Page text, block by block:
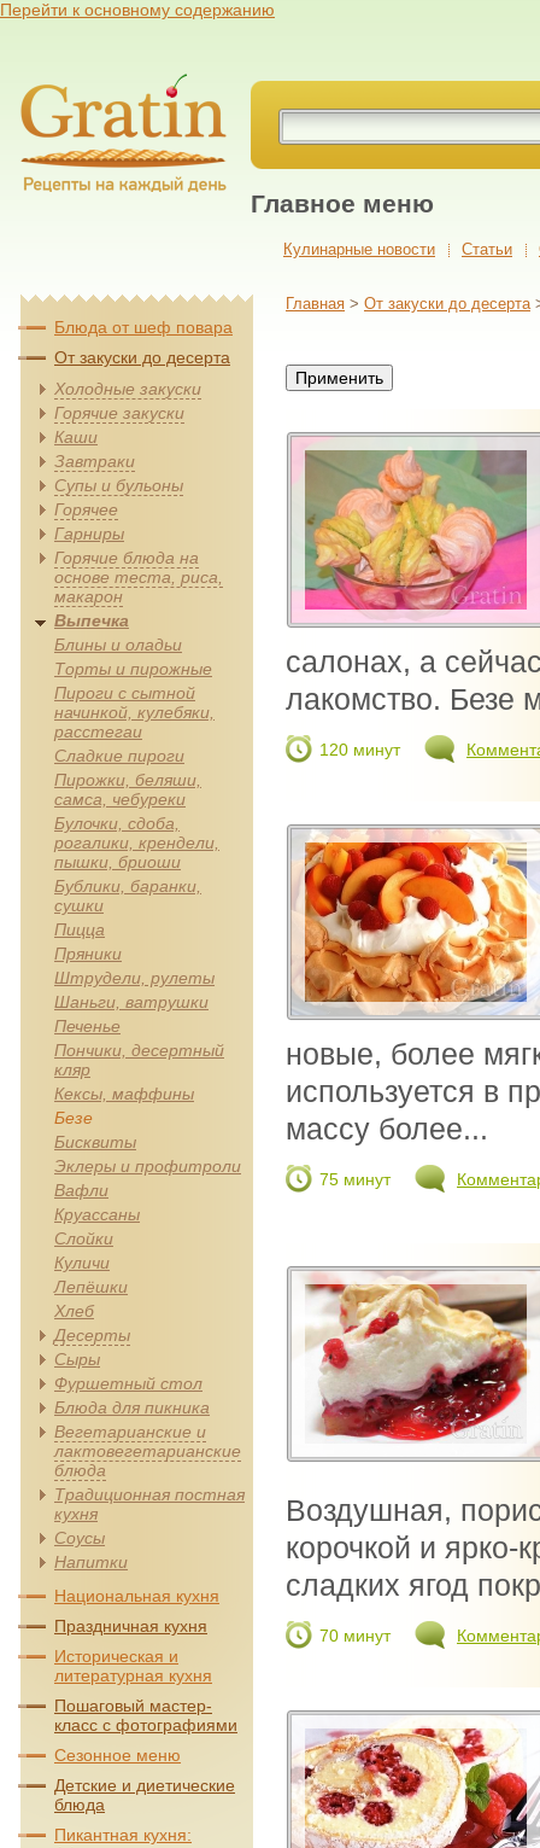
Перейти к основному содержанию
Главное меню
Кулинарные новости Cтатьи
Главная > От закуски до десерта
салонах, а
лакомство. Безе
120 минут
новые, более
используется в
массу более...
75 минут
Воздушная,
корочкой и ярко-
сладких ягод
70 минут
Блюда от шеф повара
От закуски до десерта
Холодные закуски
Горячие закуски
Каши
Завтраки
Супы и бульоны
Горячее
Гарниры
Горячие блюда на
основе теста, риса,
макарон
Выпечка
Блины и оладьи
Торты и пирожные
Пироги с сытной
начинкой, кулебяки,
расстегаи
Сладкие пироги
Пирожки, беляши,
самса, чебуреки
Булочки, сдоба,
рогалики, крендели,
пышки, бриоши
Бублики, баранки,
сушки
Пицца
Пряники
Штрудели, рулеты
Шаньги, ватрушки
Печенье
Пончики, десертный
кляр
Кексы, маффины
Безе
Бисквиты
Эклеры и профитроли
Вафли
Круассаны
Слойки
Куличи
Лепёшки
Хлеб
Десерты
Сыры
Фуршетный стол
Блюда для пикника
Вегетарианские и
лактовегетарианские
блюда
Традиционная постная
кухня
Соусы
Напитки
Национальная кухня
Праздничная кухня
Историческая и
литературная кухня
Пошаговый мастер-
класс с фотографиями
Сезонное меню
Детские и диетические
блюда
Пикантная кухня: